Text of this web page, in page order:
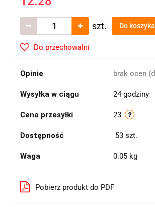
szt. Do koszyka
Do przechowalni
Opinie brak ocen
Wysyłka w ciągu 24 godziny
Cena przesyłki 23
Dostępność 53 szt.
Waga 0.05 kg
Pobierz produkt do PDF